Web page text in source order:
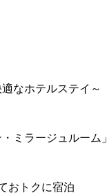
なホテルステイ～
ミラージュルーム
おトクに宿泊